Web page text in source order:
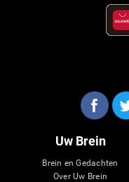
Uw Brein
Brein en Gedachten
Over Uw Brein